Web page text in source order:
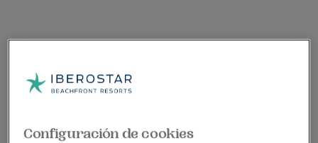
Configuración de cookies